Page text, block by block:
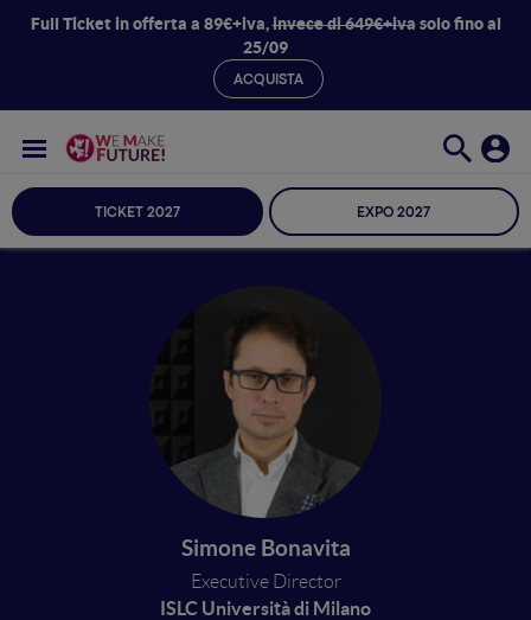
Full Ticket in offerta a 89€+iva,invece di 649€+ivasolo fino al
25/09
ACQUISTA
TICKET 2027 EXPO 2027
Simone Bonavita
Executive Director
ISLC Università di Milano